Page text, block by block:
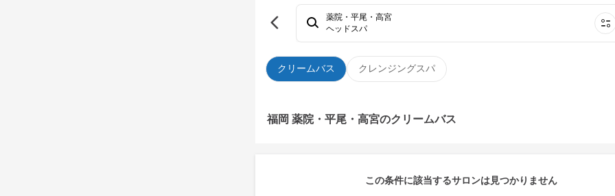
クリームバス クレンジングスパ
薬院・平尾・高宮
ヘッドスパ
福岡 薬院・平尾・高宮のクリームバス
この条件に該当するサロンは見つかりません